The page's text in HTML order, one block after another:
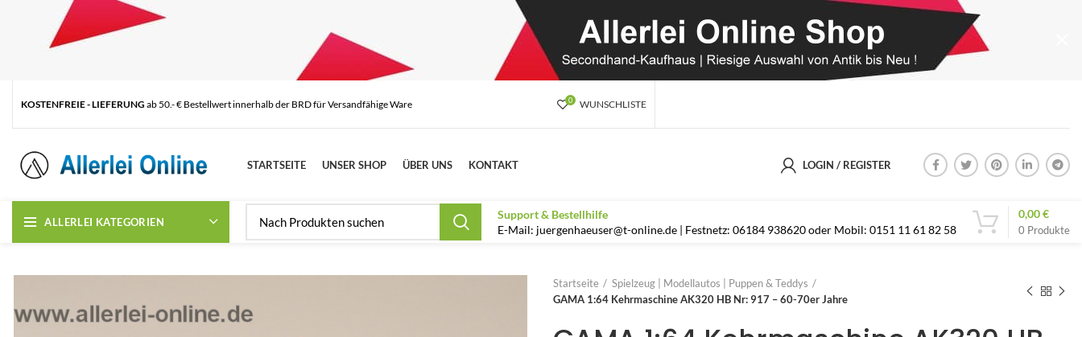
KOSTENFREIE - LIEFERUNG ab 50.- € Bestellwert innerhalb der BRD für Versandfähige Ware 0 WUNSCHLISTE
STARTSEITE UNSER SHOP ÜBER UNS KONTAKT LOGIN / REGISTER
ALLERLEI KATEGORIEN
Support & Bestellhilfe
E-Mail: juergenhaeuser@t-online.de | Festnetz: 06184 938620 oder Mobil: 0151 11 61 82 58
0 Produkte
0,00€
Startseite
Spielzeug | Modellautos | Puppen & Teddys
GAMA 1:64 Kehrmaschine AK320 HB Nr: 917 – 60-70er Jahre